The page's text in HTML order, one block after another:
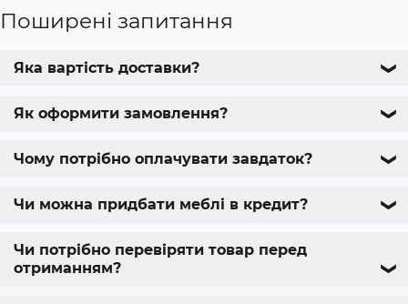
Поширені запитання
Яка вартість доставки? ❯
Як оформити замовлення? ❯
Чому потрібно оплачувати завдаток? ❯
Чи можна придбати меблі в кредит? ❯
Чи потрібно перевіряти товар перед
отриманням?
❯